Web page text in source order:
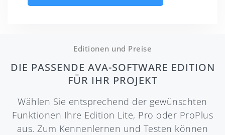
Editionen und Preise
DIE PASSENDE AVA-SOFTWARE EDITION
FÜR IHR PROJEKT
Wählen Sie entsprechend der gewünschten
Funktionen Ihre Edition Lite, Pro oder ProPlus
aus. Zum Kennenlernen und Testen können